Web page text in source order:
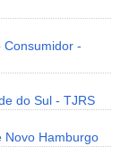
Consumidor -
do Sul - TJRS
Novo Hamburgo